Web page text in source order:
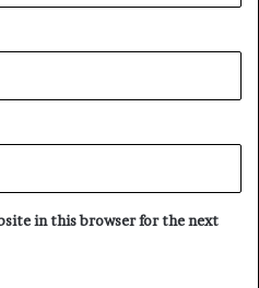
in this browser for the next